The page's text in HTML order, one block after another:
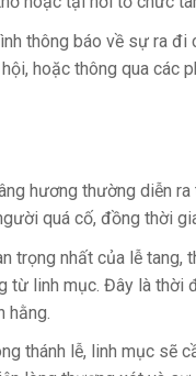
thông báo về sự ra
hoặc thông qua các
hương thường diễn
quá cố, đồng thời
trọng nhất của lễ
từ linh mục. Đây là
hằng.
thánh lễ, linh mục sẽ